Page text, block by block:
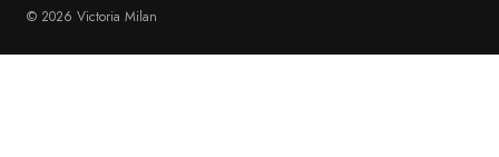
© 2026 Victoria Milan